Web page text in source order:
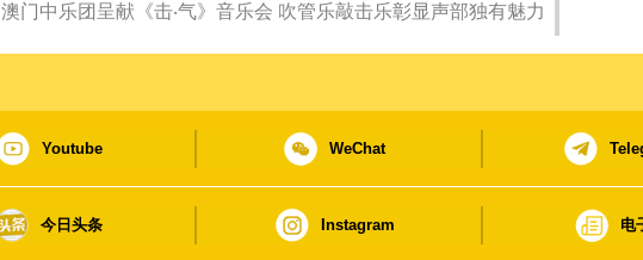
澳门中乐团呈献《击‧气》音乐会 吹管乐敲击乐彰显声部独有魅力
Youtube WeChat
今日头条 Instagram 电